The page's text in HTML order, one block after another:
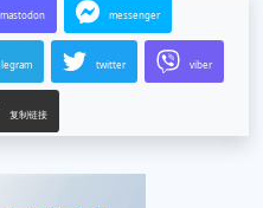
mastodon messenger
twitter viber
复制链接